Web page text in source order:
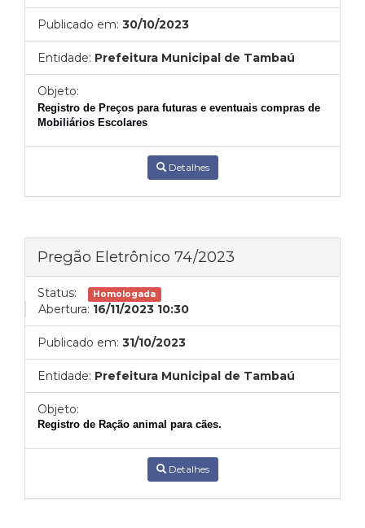
Publicado em: 30/10/2023
Entidade: Prefeitura Municipal de Tambaú
Objeto:
Registro de Preços para futuras e eventuais compras de
Mobiliários Escolares
Detalhes
Pregão Eletrônico 74/2023
Status: Homologada
Abertura: 16/11/2023 10:30
Publicado em: 31/10/2023
Entidade: Prefeitura Municipal de Tambaú
Objeto:
Registro de Ração animal para cães.
Detalhes